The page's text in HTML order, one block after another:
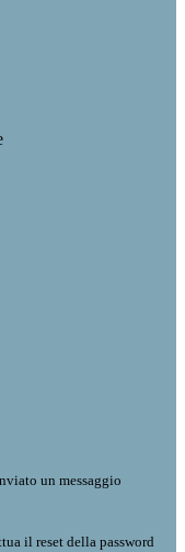
un messaggio
il reset della password